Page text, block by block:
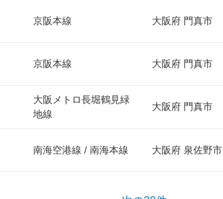
京阪本線 大阪府 門真市
京阪本線 大阪府 門真市
大阪メトロ長堀鶴見緑
地線
大阪府 門真市
南海空港線 / 南海本線 大阪府 泉佐野市